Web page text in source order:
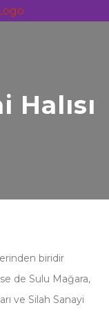
Halısı
biridir
de Sulu Mağara,
ve Silah Sanayi